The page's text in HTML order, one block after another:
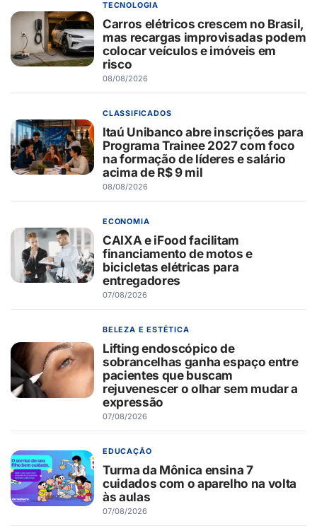
TECNOLOGIA
Carros elétricos crescem no Brasil,
mas recargas improvisadas podem
colocar veículos e imóveis em
risco
08/08/2026
CLASSIFICADOS
Itaú Unibanco abre inscrições para
Programa Trainee 2027 com foco
na formação de líderes e salário
acima de R$ 9 mil
08/08/2026
ECONOMIA
CAIXA e iFood facilitam
financiamento de motos e
bicicletas elétricas para
entregadores
07/08/2026
BELEZA E ESTÉTICA
Lifting endoscópico de
sobrancelhas ganha espaço entre
pacientes que buscam
rejuvenescer o olhar sem mudar a
expressão
07/08/2026
EDUCAÇÃO
Turma da Mônica ensina 7
cuidados com o aparelho na volta
às aulas
07/08/2026